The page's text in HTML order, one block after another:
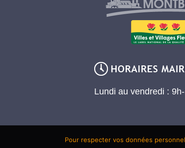
Lundi au vendredi :
Pour respecter vos données